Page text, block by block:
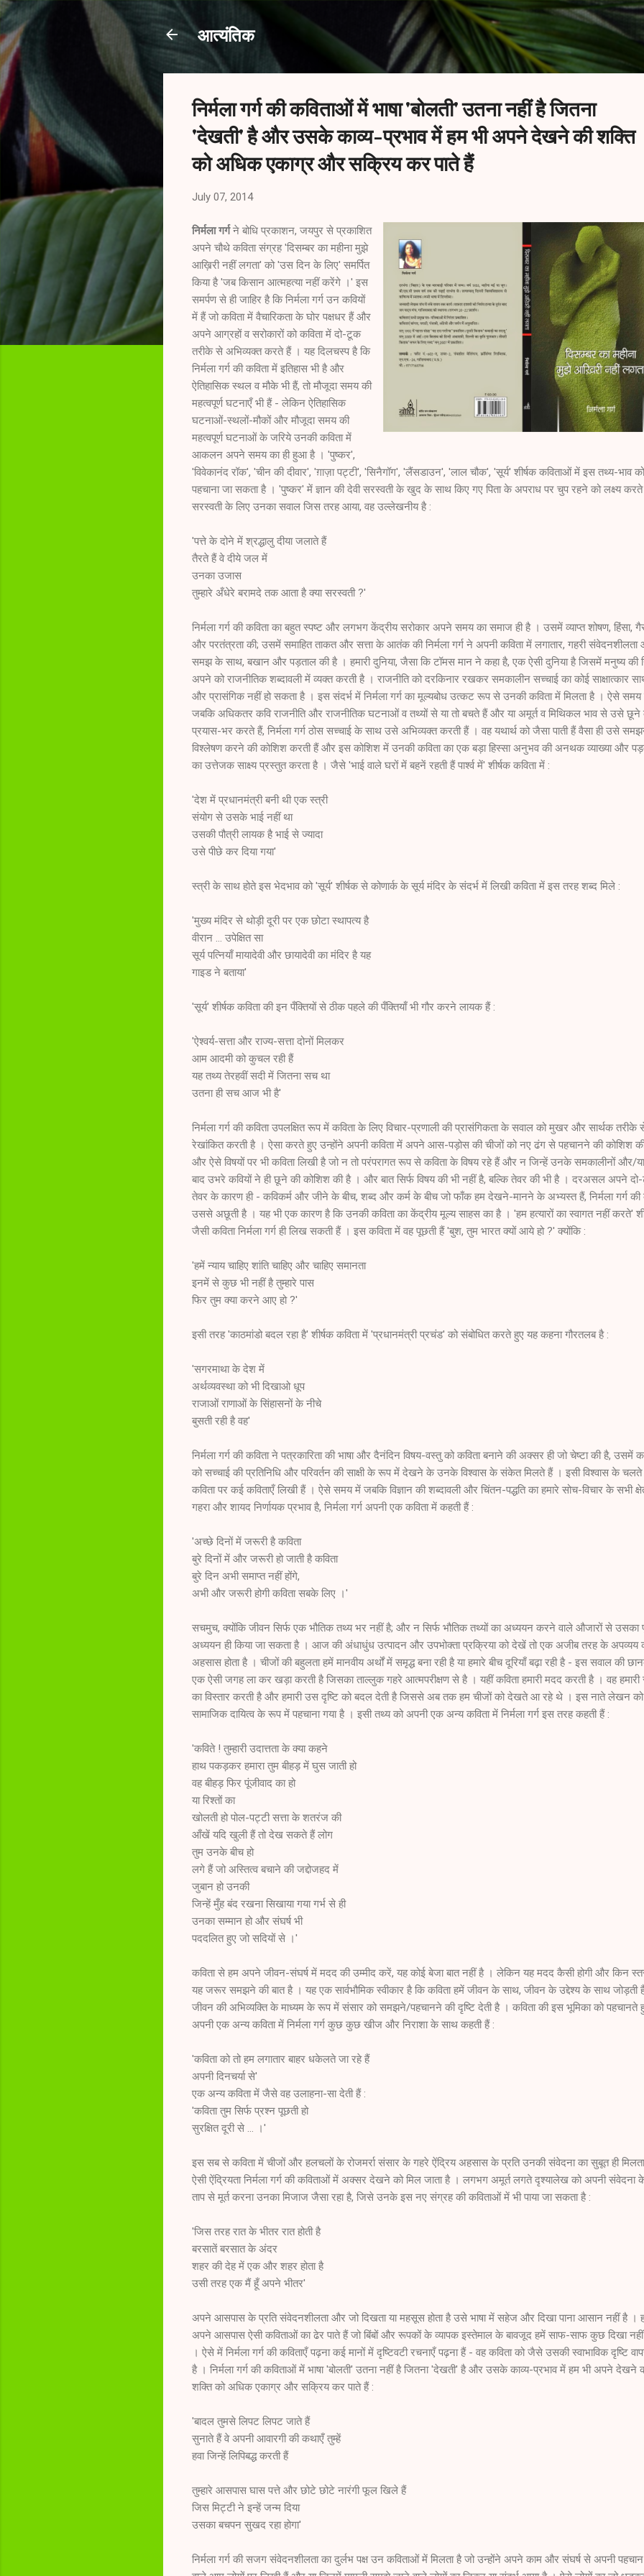
Skip to main content
आत्यंतिक
निर्मला गर्ग की कविताओं में भाषा 'बोलती' उतना नहीं है जितना
'देखती' है और उसके काव्य-प्रभाव में हम भी अपने देखने की शक्ति
को अधिक एकाग्र और सक्रिय कर पाते हैं
July 07, 2014
निर्मला गर्गने बोधि प्रकाशन, जयपुर से प्रकाशित
अपने चौथे कविता संग्रह 'दिसम्बर का महीना मुझे
आख़िरी नहीं लगता' को 'उस दिन के लिए' समर्पित
किया है 'जब किसान आत्महत्या नहीं करेंगे ।' इस
समर्पण से ही जाहिर है कि निर्मला गर्ग उन कवियों
में हैं जो कविता में वैचारिकता के घोर पक्षधर हैं और
अपने आग्रहों व सरोकारों को कविता में दो-टूक
तरीके से अभिव्यक्त करते हैं । यह दिलचस्प है कि
निर्मला गर्ग की कविता में इतिहास भी है और
ऐतिहासिक स्थल व मौके भी हैं, तो मौजूदा समय की
महत्वपूर्ण घटनाएँ भी हैं - लेकिन ऐतिहासिक
घटनाओं-स्थलों-मौकों और मौजूदा समय की
महत्वपूर्ण घटनाओं के जरिये उनकी कविता में
आकलन अपने समय का ही हुआ है । 'पुष्कर',
'विवेकानंद रॉक', 'चीन की दीवार', 'ग़ाज़ा पट्टी', 'सिनैगॉग', 'लैंसडाउन', 'लाल चौक', 'सूर्य' शीर्षक कविताओं में इस तथ्य-भाव
पहचाना जा सकता है । 'पुष्कर' में ज्ञान की देवी सरस्वती के खुद के साथ किए गए पिता के अपराध पर चुप रहने को लक्ष्य
सरस्वती के लिए उनका सवाल जिस तरह आया, वह उल्लेखनीय है :
'पत्ते के दोने में श्रद्धालु दीया जलाते हैं
तैरते हैं वे दीये जल में
उनका उजास
तुम्हारे अँधेरे बरामदे तक आता है क्या सरस्वती ?'
निर्मला गर्ग की कविता का बहुत स्पष्ट और लगभग केंद्रीय सरोकार अपने समय का समाज ही है । उसमें व्याप्त शोषण, हिंसा,
और परतंत्रता की; उसमें समाहित ताकत और सत्ता के आतंक की निर्मला गर्ग ने अपनी कविता में लगातार, गहरी संवेदनशीलता
समझ के साथ, बखान और पड़ताल की है । हमारी दुनिया, जैसा कि टॉमस मान ने कहा है, एक ऐसी दुनिया है जिसमें मनुष्य की
अपने को राजनीतिक शब्दावली में व्यक्त करती है । राजनीति को दरकिनार रखकर समकालीन सच्चाई का कोई साक्षात्कार
और प्रासंगिक नहीं हो सकता है । इस संदर्भ में निर्मला गर्ग का मूल्यबोध उत्कट रूप से उनकी कविता में मिलता है । ऐसे समय
जबकि अधिकतर कवि राजनीति और राजनीतिक घटनाओं व तथ्यों से या तो बचते हैं और या अमूर्त व मिथिकल भाव से उसे छूने
प्रयास-भर करते हैं, निर्मला गर्ग ठोस सच्चाई के साथ उसे अभिव्यक्त करती हैं । वह यथार्थ को जैसा पाती हैं वैसा ही उसे
विश्लेषण करने की कोशिश करती हैं और इस कोशिश में उनकी कविता का एक बड़ा हिस्सा अनुभव की अनथक व्याख्या और
का उत्तेजक साक्ष्य प्रस्तुत करता है । जैसे 'भाई वाले घरों में बहनें रहती हैं पार्श्व में' शीर्षक कविता में :
'देश में प्रधानमंत्री बनी थी एक स्त्री
संयोग से उसके भाई नहीं था
उसकी पौत्री लायक है भाई से ज्यादा
उसे पीछे कर दिया गया'
स्त्री के साथ होते इस भेदभाव को 'सूर्य' शीर्षक से कोणार्क के सूर्य मंदिर के संदर्भ में लिखी कविता में इस तरह शब्द मिले :
'मुख्य मंदिर से थोड़ी दूरी पर एक छोटा स्थापत्य है
वीरान … उपेक्षित सा
सूर्य पत्नियाँ मायादेवी और छायादेवी का मंदिर है यह
गाइड ने बताया'
'सूर्य' शीर्षक कविता की इन पँक्तियों से ठीक पहले की पँक्तियाँ भी गौर करने लायक हैं :
'ऐश्वर्य-सत्ता और राज्य-सत्ता दोनों मिलकर
आम आदमी को कुचल रही हैं
यह तथ्य तेरहवीं सदी में जितना सच था
उतना ही सच आज भी है'
निर्मला गर्ग की कविता उपलक्षित रूप में कविता के लिए विचार-प्रणाली की प्रासंगिकता के सवाल को मुखर और सार्थक तरीके
रेखांकित करती है । ऐसा करते हुए उन्होंने अपनी कविता में अपने आस-पड़ोस की चीजों को नए ढंग से पहचानने की कोशिश
और ऐसे विषयों पर भी कविता लिखी है जो न तो परंपरागत रूप से कविता के विषय रहे हैं और न जिन्हें उनके समकालीनों और/
बाद उभरे कवियों ने ही छूने की कोशिश की है । और बात सिर्फ विषय की भी नहीं है, बल्कि तेवर की भी है । दरअसल अपने
तेवर के कारण ही - कविकर्म और जीने के बीच, शब्द और कर्म के बीच जो फाँक हम देखने-मानने के अभ्यस्त हैं, निर्मला गर्ग की
उससे अछूती है । यह भी एक कारण है कि उनकी कविता का केंद्रीय मूल्य साहस का है । 'हम हत्यारों का स्वागत नहीं करते'
जैसी कविता निर्मला गर्ग ही लिख सकती हैं । इस कविता में वह पूछती हैं 'बुश, तुम भारत क्यों आये हो ?' क्योंकि :
'हमें न्याय चाहिए शांति चाहिए और चाहिए समानता
इनमें से कुछ भी नहीं है तुम्हारे पास
फिर तुम क्या करने आए हो ?'
इसी तरह 'काठमांडो बदल रहा है' शीर्षक कविता में 'प्रधानमंत्री प्रचंड' को संबोधित करते हुए यह कहना गौरतलब है :
'सगरमाथा के देश में
अर्थव्यवस्था को भी दिखाओ धूप
राजाओं राणाओं के सिंहासनों के नीचे
बुसती रही है वह'
निर्मला गर्ग की कविता ने पत्रकारिता की भाषा और दैनंदिन विषय-वस्तु को कविता बनाने की अक्सर ही जो चेष्टा की है, उसमें
को सच्चाई की प्रतिनिधि और परिवर्तन की साक्षी के रूप में देखने के उनके विश्वास के संकेत मिलते हैं । इसी विश्वास के चलते
कविता पर कई कविताएँ लिखी हैं । ऐसे समय में जबकि विज्ञान की शब्दावली और चिंतन-पद्धति का हमारे सोच-विचार के सभी
गहरा और शायद निर्णायक प्रभाव है, निर्मला गर्ग अपनी एक कविता में कहती हैं :
'अच्छे दिनों में जरूरी है कविता
बुरे दिनों में और जरूरी हो जाती है कविता
बुरे दिन अभी समाप्त नहीं होंगे,
अभी और जरूरी होगी कविता सबके लिए ।'
सचमुच, क्योंकि जीवन सिर्फ एक भौतिक तथ्य भर नहीं है; और न सिर्फ भौतिक तथ्यों का अध्ययन करने वाले औजारों से उसका
अध्ययन ही किया जा सकता है । आज की अंधाधुंध उत्पादन और उपभोक्ता प्रक्रिया को देखें तो एक अजीब तरह के अपव्यय
अहसास होता है । चीजों की बहुलता हमें मानवीय अर्थों में समृद्ध बना रही है या हमारे बीच दूरियाँ बढ़ा रही है - इस सवाल की
एक ऐसी जगह ला कर खड़ा करती है जिसका ताल्लुक गहरे आत्मपरीक्षण से है । यहीं कविता हमारी मदद करती है । वह हमारी
का विस्तार करती है और हमारी उस दृष्टि को बदल देती है जिससे अब तक हम चीजों को देखते आ रहे थे । इस नाते लेखन
सामाजिक दायित्व के रूप में पहचाना गया है । इसी तथ्य को अपनी एक अन्य कविता में निर्मला गर्ग इस तरह कहती हैं :
'कविते ! तुम्हारी उदात्तता के क्या कहने
हाथ पकड़कर हमारा तुम बीहड़ में घुस जाती हो
वह बीहड़ फिर पूंजीवाद का हो
या रिश्तों का
खोलती हो पोल-पट्टी सत्ता के शतरंज की
आँखें यदि खुली हैं तो देख सकते हैं लोग
तुम उनके बीच हो
लगे हैं जो अस्तित्व बचाने की जद्दोजहद में
जुबान हो उनकी
जिन्हें मुँह बंद रखना सिखाया गया गर्भ से ही
उनका सम्मान हो और संघर्ष भी
पददलित हुए जो सदियों से ।'
कविता से हम अपने जीवन-संघर्ष में मदद की उम्मीद करें, यह कोई बेजा बात नहीं है । लेकिन यह मदद कैसी होगी और किन
यह जरूर समझने की बात है । यह एक सार्वभौमिक स्वीकार है कि कविता हमें जीवन के साथ, जीवन के उद्देश्य के साथ जोड़ती
जीवन की अभिव्यक्ति के माध्यम के रूप में संसार को समझने/पहचानने की दृष्टि देती है । कविता की इस भूमिका को पहचानते
अपनी एक अन्य कविता में निर्मला गर्ग कुछ कुछ खीज और निराशा के साथ कहती हैं :
'कविता को तो हम लगातार बाहर धकेलते जा रहे हैं
अपनी दिनचर्या से'
एक अन्य कविता में जैसे वह उलाहना-सा देती हैं :
'कविता तुम सिर्फ प्रश्न पूछती हो
सुरक्षित दूरी से … ।'
इस सब से कविता में चीजों और हलचलों के रोजमर्रा संसार के गहरे ऐंद्रिय अहसास के प्रति उनकी संवेदना का सुबूत ही
ऐसी ऐंद्रियता निर्मला गर्ग की कविताओं में अक्सर देखने को मिल जाता है । लगभग अमूर्त लगते दृश्यालेख को अपनी
ताप से मूर्त करना उनका मिजाज जैसा रहा है, जिसे उनके इस नए संग्रह की कविताओं में भी पाया जा सकता है :
'जिस तरह रात के भीतर रात होती है
बरसातें बरसात के अंदर
शहर की देह में एक और शहर होता है
उसी तरह एक मैं हूँ अपने भीतर'
अपने आसपास के प्रति संवेदनशीलता और जो दिखता या महसूस होता है उसे भाषा में सहेज और दिखा पाना आसान नहीं है ।
अपने आसपास ऐसी कविताओं का ढेर पाते हैं जो बिंबों और रूपकों के व्यापक इस्तेमाल के बावजूद हमें साफ-साफ कुछ दिखा नहीं
। ऐसे में निर्मला गर्ग की कविताएँ पढ़ना कई मानों में दृष्टिवटी रचनाएँ पढ़ना हैं - वह कविता को जैसे उसकी स्वाभाविक दृष्टि
है । निर्मला गर्ग की कविताओं में भाषा 'बोलती' उतना नहीं है जितना 'देखती' है और उसके काव्य-प्रभाव में हम भी अपने देखने
शक्ति को अधिक एकाग्र और सक्रिय कर पाते हैं :
'बादल तुमसे लिपट लिपट जाते हैं
सुनाते हैं वे अपनी आवारगी की कथाएँ तुम्हें
हवा जिन्हें लिपिबद्ध करती हैं
तुम्हारे आसपास घास पत्ते और छोटे छोटे नारंगी फूल खिले हैं
जिस मिट्टी ने इन्हें जन्म दिया
उसका बचपन सुखद रहा होगा'
निर्मला गर्ग की सजग संवेदनशीलता का दुर्लभ पक्ष उन कविताओं में मिलता है जो उन्होंने अपने काम और संघर्ष से अपनी